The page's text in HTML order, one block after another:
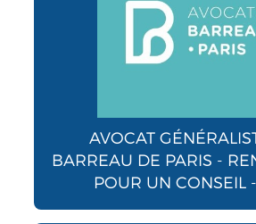
AVOCAT
BARREAU DE PARIS -
POUR UN CONSEIL